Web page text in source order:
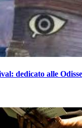
dedicato alle